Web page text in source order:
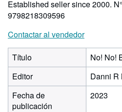
Established seller since 2000.
9798218309596
Contactar al vendedor
Título
No! No!
Editor
Danni R
Fecha de
publicación
2023